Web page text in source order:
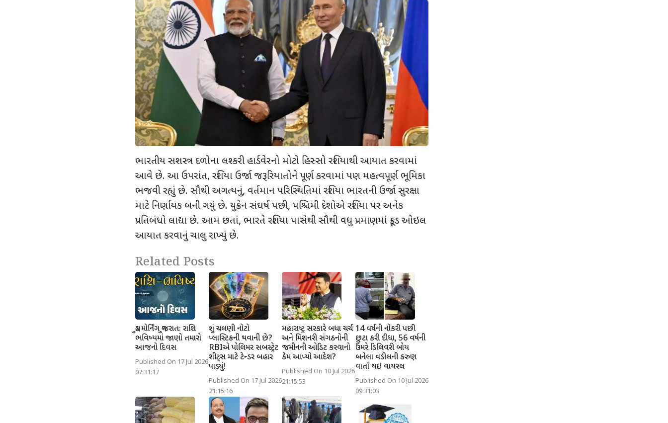
ભારતીય સશસ્ત્ર દળોના લશ્કરી હાર્ડવેરનો મોટો હિસ્સો રશિયાથી આયાત કરવામાં
આવે છે. આ ઉપરાંત, રશિયા ઉર્જા જરૂરિયાતોને પૂર્ણ કરવામાં પણ મહત્વપૂર્ણ ભૂમિકા
ભજવી રહ્યું છે. સૌથી અગત્યનું, વર્તમાન પરિસ્થિતિમાં રશિયા ભારતની ઉર્જા સુરક્ષા
માટે નિર્ણાયક બની ગયું છે. યુક્રેન સંઘર્ષ પછી, પશ્ચિમી દેશોએ રશિયા પર અનેક
પ્રતિબંધો લાદ્યા છે. આમ છતાં, ભારતે રશિયા પાસેથી સૌથી વધુ પ્રમાણમાં ક્રૂડ ઓઇલ
આયાત કરવાનું ચાલુ રાખ્યું છે.
Related Posts
ગુડ મોર્નિંગ ગુજરાતઃ રાશિ
ભવિષ્યમાં જાણો તમારો
આજનો દિવસ
Published On 17 Jul 2026
07:31:17
શું ચલણી નોટો
પ્લાસ્ટિકની થવાની છે?
RBIએ પોલિમર સબસ્ટ્રેટ
શીટ્સ માટે ટેન્ડર બહાર
પાડ્યું!
Published On 17 Jul 2026
21:15:16
મહારાષ્ટ્ર સરકારે બધા ચર્ચ
અને મિશનરી સંગઠનોની
જમીનની ઓડિટ કરવાનો
કેમ આપ્યો આદેશ?
Published On 10 Jul 2026
21:15:53
14 વર્ષની નોકરી પછી
છુટા કરી દીધા, 56 વર્ષની
ઉંમરે ડિલિવરી બોય
બનેલા વડીલની કરુણ
વાર્તા થઇ વાયરલ
Published On 10 Jul 2026
09:31:03